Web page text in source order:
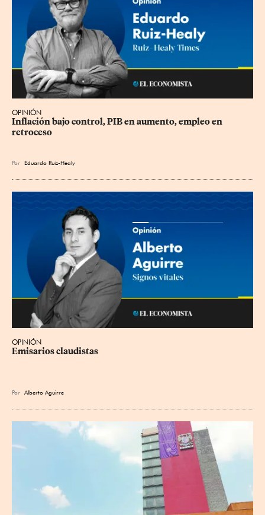
OPINIÓN
Inflación bajo control, PIB en aumento, empleo en
retroceso
Por Eduardo Ruiz-Healy
OPINIÓN
Emisarios claudistas
Por Alberto Aguirre